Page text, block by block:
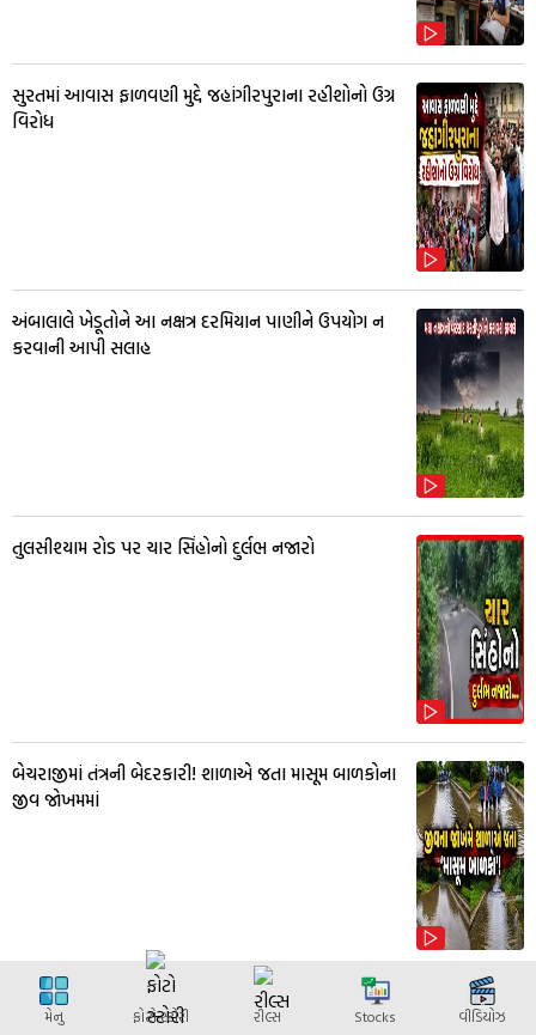
સુરતમાં આવાસ ફાળવણી મુદ્દે જહાંગીરપુરાના રહીશોનો ઉગ્ર
વિરોધ
અંબાલાલે ખેડૂતોને આ નક્ષત્ર દરમિયાન પાણીને ઉપયોગ ન
કરવાની આપી સલાહ
તુલસીશ્યામ રોડ પર ચાર સિંહોનો દુર્લભ નજારો
બેચરાજીમાં તંત્રની બેદરકારી! શાળાએ જતા માસૂમ બાળકોના
જીવ જોખમમાં
મેનુ ફોટો સ્ટોરી રીલ્સ Stocks વીડિયોઝ